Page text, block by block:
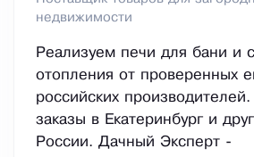
недвижимости
Реализуем печи для бани и
отопления от проверенных
российских
заказы в Екатеринбург и
России. Дачный Эксперт -